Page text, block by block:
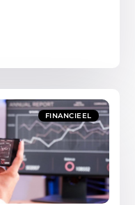
FINANCIEEL